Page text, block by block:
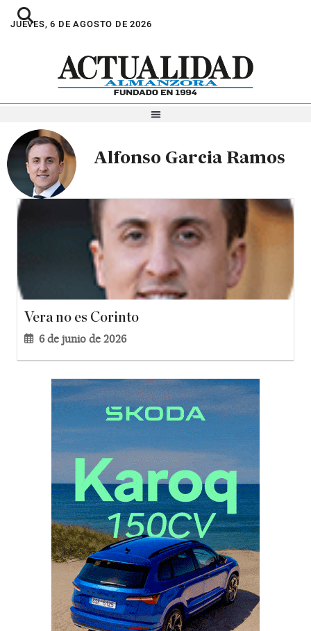
JUEVES, 6 DE AGOSTO DE 2026
Alfonso Garcia Ramos
Vera no es Corinto
6 de junio de 2026